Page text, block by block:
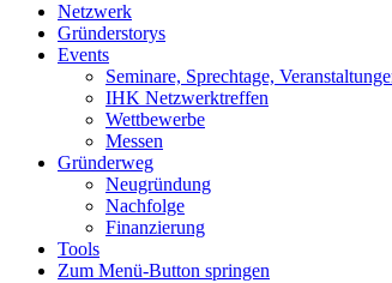
Netzwerk
Gründerstorys
Events
Seminare, Sprechtage,
IHK Netzwerktreffen
Wettbewerbe
Messen
Gründerweg
Neugründung
Nachfolge
Finanzierung
Tools
Zum Menü-Button springen